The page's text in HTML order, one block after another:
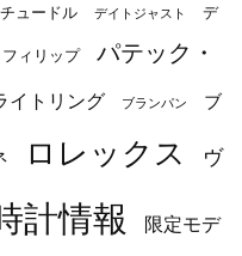
チュードル デイトジャスト デ
ィリップ
パテック・
イトリング ブランパン ブ
ロレックス ヴ
計情報 限定モデ